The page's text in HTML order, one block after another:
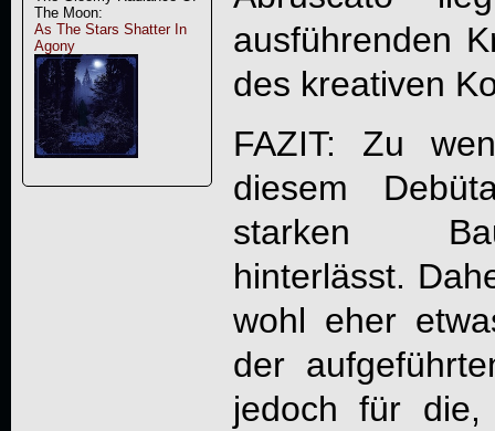
The Moon:
As The Stars Shatter In
Agony
ausführenden
des kreativen
FAZIT: Zu
diesem
starken
hinterlässt.
wohl eher
der
jedoch für